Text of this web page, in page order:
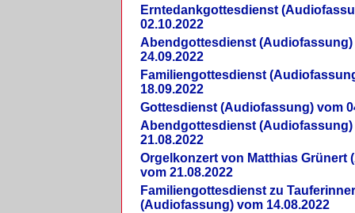
Erntedankgottesdienst
02.10.2022
Abendgottesdienst (Audiofassung)
24.09.2022
Familiengottesdienst
18.09.2022
Gottesdienst (Audiofassung) vom
Abendgottesdienst (Audiofassung)
21.08.2022
Orgelkonzert von Matthias Grünert
vom 21.08.2022
Familiengottesdienst zu
(Audiofassung) vom 14.08.2022